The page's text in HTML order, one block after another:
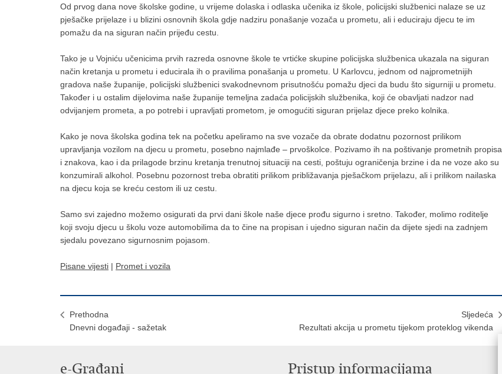
Od prvog dana nove školske godine, u vrijeme dolaska i odlaska učenika iz škole, policijski službenici nalaze se uz
pješačke prijelaze i u blizini osnovnih škola gdje nadziru ponašanje vozača u prometu, ali i educiraju djecu te im
pomažu da na siguran način prijeđu cestu.
Tako je u Vojniću učenicima prvih razreda osnovne škole te vrtićke skupine policijska službenica ukazala na siguran
način kretanja u prometu i educirala ih o pravilima ponašanja u prometu. U Karlovcu, jednom od najprometnijih
gradova naše županije, policijski službenici svakodnevnom prisutnošću pomažu djeci da budu što sigurniji u prometu.
Također i u ostalim dijelovima naše županije temeljna zadaća policijskih službenika, koji će obavljati nadzor nad
odvijanjem prometa, a po potrebi i upravljati prometom, je omogućiti siguran prijelaz djece preko kolnika.
Kako je nova školska godina tek na početku apeliramo na sve vozače da obrate dodatnu pozornost prilikom
upravljanja vozilom na djecu u prometu, posebno najmlađe – prvoškolce. Pozivamo ih na poštivanje prometnih propisa
i znakova, kao i da prilagode brzinu kretanja trenutnoj situaciji na cesti, poštuju ograničenja brzine i da ne voze ako su
konzumirali alkohol. Posebnu pozornost treba obratiti prilikom približavanja pješačkom prijelazu, ali i prilikom nailaska
na djecu koja se kreću cestom ili uz cestu.
Samo svi zajedno možemo osigurati da prvi dani škole naše djece prođu sigurno i sretno. Također, molimo roditelje
koji svoju djecu u školu voze automobilima da to čine na propisan i ujedno siguran način da dijete sjedi na zadnjem
sjedalu povezano sigurnosnim pojasom.
Pisane vijesti | Promet i vozila
Prethodna
Dnevni događaji - sažetak
Sljedeća
Rezultati akcija u prometu tijekom proteklog vikenda
e-Građani Pristup informacijama